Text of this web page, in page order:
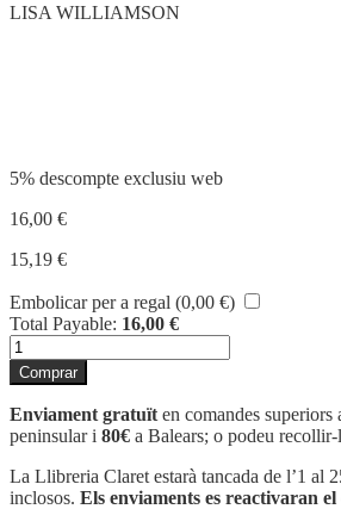
LISA WILLIAMSON
5% descompte exclusiu web
16,00 €
15,19 €
Embolicar per a regal (0,00 €)
Total Payable: 16,00 €
quantitat
de
UN
CRUSH
SECRETO
Comprar
Enviament gratuït en comandes superiors
peninsular i 80€ a Balears; o podeu
La Llibreria Claret estarà tancada de l’1 al
inclosos. Els enviaments es reactivaran el